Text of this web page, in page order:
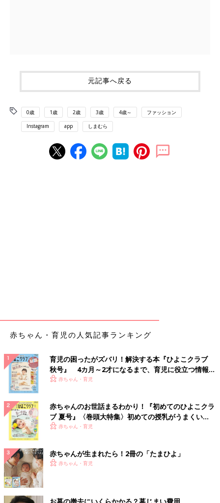
元記事へ戻る
0歳 1歳 2歳 3歳 4歳～ ファッション
Instagram app しまむら
赤ちゃん・育児の人気記事ランキング
育児の困ったがズバリ！解決する本『ひよこクラブ
秋号』 4カ月～2才になるまで、育児に役立つ情報が
いっぱい！
赤ちゃん・育児
赤ちゃんのお世話まるわかり！『初めてのひよこクラ
ブ 夏号』〈巻頭大特集〉初めての授乳がうまくい
く！ おっぱい・ミルクの基本と夏のトラブル 解決テ
赤ちゃん・育児
赤ちゃんが生まれたら！2冊の「たまひよ」
赤ちゃん・育児
お墓の撤去にいくらかかる？墓じまい費用